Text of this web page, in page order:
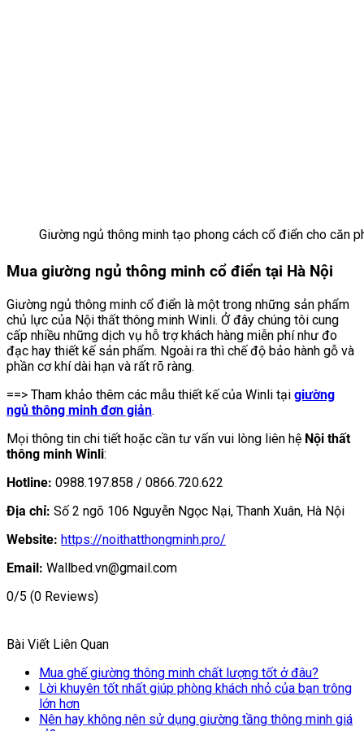
Giường ngủ thông minh tạo phong cách cổ điển cho căn
Mua giường ngủ thông minh cổ điển tại Hà Nội
Giường ngủ thông minh cổ điển là một trong những sản phẩm
chủ lực của Nội thất thông minh Winli. Ở đây chúng tôi cung
cấp nhiều những dịch vụ hỗ trợ khách hàng miễn phí như đo
đạc hay thiết kế sản phẩm. Ngoài ra thì chế độ bảo hành gỗ và
phần cơ khí dài hạn và rất rõ ràng.
==> Tham khảo thêm các mẫu thiết kế của Winli tại giường
ngủ thông minh đơn giản.
Mọi thông tin chi tiết hoặc cần tư vấn vui lòng liên hệ Nội thất
thông minh Winli:
Hotline: 0988.197.858 / 0866.720.622
Địa chỉ: Số 2 ngõ 106 Nguyễn Ngọc Nại, Thanh Xuân, Hà Nội
Website: https://noithatthongminh.pro/
Email: Wallbed.vn@gmail.com
0/5 (0 Reviews)
Bài Viết Liên Quan
Mua ghế giường thông minh chất lượng tốt ở đâu?
Lời khuyên tốt nhất giúp phòng khách nhỏ của bạn trông
lớn hơn
Nên hay không nên sử dụng giường tầng thông minh giá